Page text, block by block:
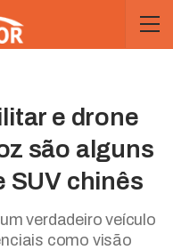
e drone
são alguns
SUV chinês
verdadeiro veículo
como visão